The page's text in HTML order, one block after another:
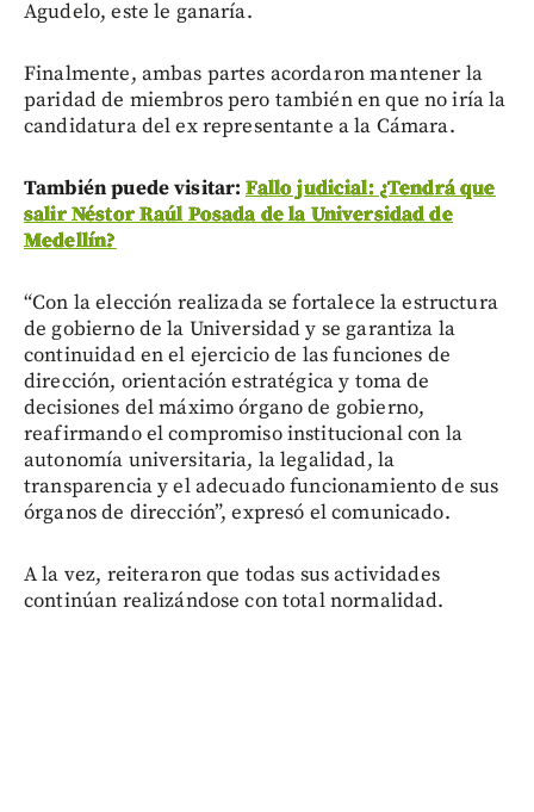
Agudelo, este le ganaría.
Finalmente, ambas partes acordaron mantener la
paridad de miembros pero también en que no iría la
candidatura del ex representante a la Cámara.
También puede visitar:Fallo judicial: ¿Tendrá que
salir Néstor Raúl Posada de la Universidad de
Medellín?
“Con la elección realizada se fortalece la estructura
de gobierno de la Universidad y se garantiza la
continuidad en el ejercicio de las funciones de
dirección, orientación estratégica y toma de
decisiones del máximo órgano de gobierno,
reafirmando el compromiso institucional con la
autonomía universitaria, la legalidad, la
transparencia y el adecuado funcionamiento de sus
órganos de dirección”, expresó el comunicado.
A la vez, reiteraron que todas sus actividades
continúan realizándose con total normalidad.